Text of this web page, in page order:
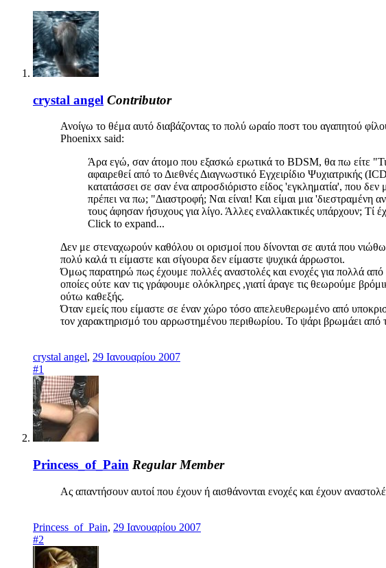
crystal angel Contributor
Ανοίγω το θέμα αυτό διαβάζοντας το πολύ ωραίο ποστ του αγαπητού
Phoenixx said:
Άρα εγώ, σαν άτομο που εξασκώ ερωτικά το BDSM, θα πω είτε
αφαιρεθεί από το Διεθνές Διαγνωστικό Εγχειρίδιο Ψυχιατρικής
κατατάσσει σε σαν ένα απροσδιόριστο είδος 'εγκληματία', που
πρέπει να πω; "Διαστροφή; Ναι είναι! Και είμαι μια 'διεστραμένη
τους άφησαν ήσυχους για λίγο. Άλλες εναλλακτικές υπάρχουν; Τί
Click to expand...
Δεν με στεναχωρούν καθόλου οι ορισμοί που δίνονται σε αυτά που
πολύ καλά τι είμαστε και σίγουρα δεν είμαστε ψυχικά άρρωστοι.
Όμως παρατηρώ πως έχουμε πολλές αναστολές και ενοχές για πολλά
οποίες ούτε καν τις γράφουμε ολόκληρες ,γιατί άραγε τις θεωρούμε
ούτω καθεξής.
Όταν εμείς που είμαστε σε έναν χώρο τόσο απελευθερωμένο από
τον χαρακτηρισμό του αρρωστημένου περιθωρίου. Το ψάρι βρωμάει από
crystal angel, 29 Ιανουαρίου 2007
#1
Princess_of_Pain Regular Member
Ας απαντήσουν αυτοί που έχουν ή αισθάνονται ενοχές και έχουν
Princess_of_Pain, 29 Ιανουαρίου 2007
#2